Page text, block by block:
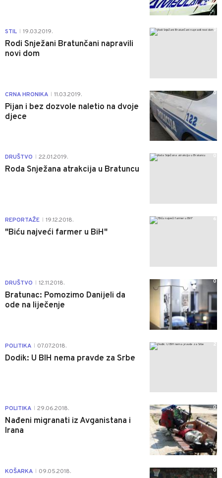
STIL 19.03.2019.
Rodi Snježani Bratunčani napravili
novi dom
0
CRNA HRONIKA 11.03.2019.
Pijan i bez dozvole naletio na dvoje
djece
0
DRUŠTVO 22.01.2019.
Roda Snježana atrakcija u Bratuncu
0
REPORTAŽE 19.12.2018.
"Biću najveći farmer u BiH"
6
DRUŠTVO 12.11.2018.
Bratunac: Pomozimo Danijeli da
ode na liječenje
0
POLITIKA 07.07.2018.
Dodik: U BIH nema pravde za Srbe
2
POLITIKA 29.06.2018.
Nađeni migranati iz Avganistana i
Irana
0
KOŠARKA 09.05.2018. 0